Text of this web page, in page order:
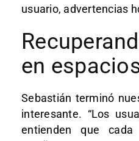
usuario, advertencias
en
Sebastián terminó
interesante. “Los
entienden que